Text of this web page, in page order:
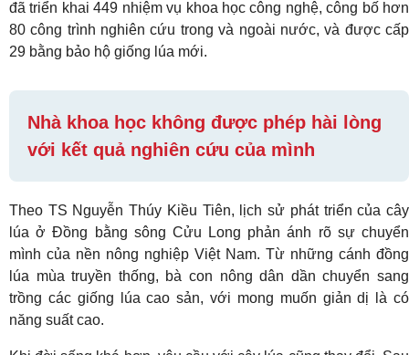
đã triển khai 449 nhiệm vụ khoa học công nghệ, công bố hơn
80 công trình nghiên cứu trong và ngoài nước, và được cấp
29 bằng bảo hộ giống lúa mới.
Nhà khoa học không được phép hài lòng
với kết quả nghiên cứu của mình
Theo TS Nguyễn Thúy Kiều Tiên, lịch sử phát triển của cây
lúa ở Đồng bằng sông Cửu Long phản ánh rõ sự chuyển
mình của nền nông nghiệp Việt Nam. Từ những cánh đồng
lúa mùa truyền thống, bà con nông dân dần chuyển sang
trồng các giống lúa cao sản, với mong muốn giản dị là có
năng suất cao.